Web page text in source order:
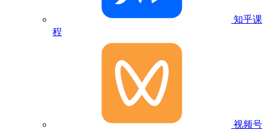
知乎课
程
视频号